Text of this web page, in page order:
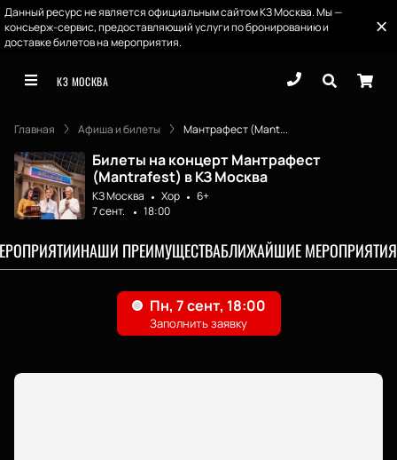
Данный ресурс не является официальным сайтом КЗ Москва. Мы —
консьерж-сервис, предоставляющий услуги по бронированию и
доставке билетов на мероприятия.
КЗ МОСКВА
Главная Афиша и билеты Мантрафест (Mant...
Билеты на концерт Мантрафест
(Mantrafest) в КЗ Москва
КЗ Москва Хор
6+
7 сент.
18:00
НАШИ ПРЕИМУЩЕСТВАБЛИЖАЙШИЕ МЕРОПРИЯТИЯ